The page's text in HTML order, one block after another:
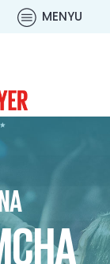
MENYU